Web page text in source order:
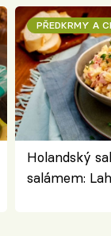
PŘEDKRMY A
Holandský
salámem: